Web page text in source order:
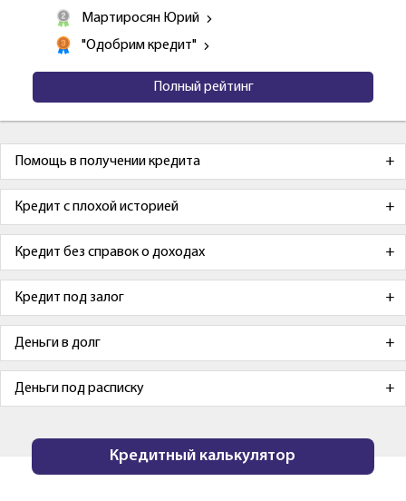
Мартиросян Юрий
"Одобрим кредит"
Полный рейтинг
Помощь в получении кредита
Кредит с плохой историей
Кредит без справок о доходах
Кредит под залог
Деньги в долг
Деньги под расписку
Кредитный калькулятор